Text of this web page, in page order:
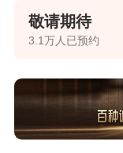
敬请期待
3.1万人已预约